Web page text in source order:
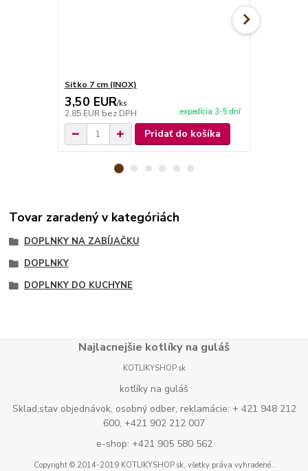
Sitko 7 cm (INOX)
3,50 EUR/ks
2,85 EUR bez DPH expedícia 3-5 dní
Pridať do košíka
Tovar zaradený v kategóriách
DOPLNKY NA ZABÍJAČKU
DOPLNKY
DOPLNKY DO KUCHYNE
Najlacnejšie kotlíky na guláš
KOTLIKYSHOP.sk
kotlíky na guláš
Sklad,stav objednávok, osobný odber, reklamácie: + 421 948 212
600, +421 902 212 007
e-shop: +421 905 580 562
Copyright © 2014-2019 KOTLIKYSHOP.sk, všetky práva vyhradené..